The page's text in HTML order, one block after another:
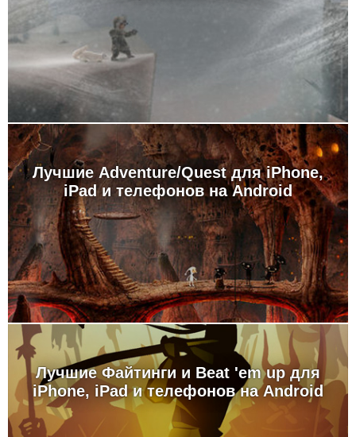
Лучшие Adventure/Quest для iPhone,
iPad и телефонов на Android
Лучшие Файтинги и Beat 'em up для
iPhone, iPad и телефонов на Android